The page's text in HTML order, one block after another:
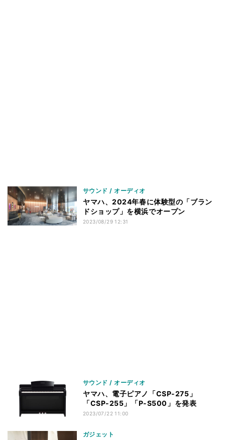
サウンド / オーディオ
ヤマハ、2024年春に体験型の「ブラン
ドショップ」を横浜でオープン
2023/08/29 12:31
サウンド / オーディオ
ヤマハ、電子ピアノ「CSP-275」
「CSP-255」「P-S500」を発表
2023/07/22 11:00
ガジェット